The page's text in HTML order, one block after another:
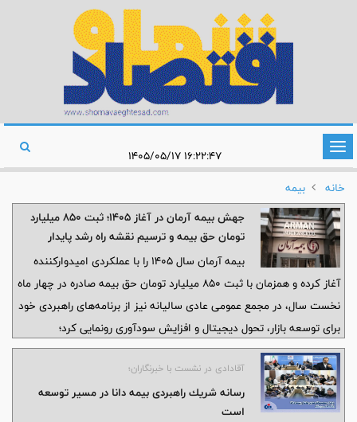
تغییر
وضعیت
ناوبری
خانه
بیمه
جهش بیمه آرمان در آغاز ۱۴۰۵؛ ثبت ۸۵۰ میلیارد
تومان حق بیمه و ترسیم نقشه راه رشد پایدار
بیمه آرمان سال ۱۴۰۵ را با عملکردی امیدوارکننده
آغاز کرده و همزمان با ثبت ۸۵۰ میلیارد تومان حق بیمه صادره در چهار ماه
نخست سال، در مجمع عمومی عادی سالیانه نیز از برنامه‌های راهبردی خود
برای توسعه بازار، تحول دیجیتال و افزایش سودآوری رونمایی کرد؛
مجموعه‌ای از اقدامات که از عزم این شرکت برای تثبیت جایگاه خود در
صنعت بیمه کشور حکایت دارد.آقادادی در نشست با خبرنگاران؛
رسانه شریك راهبردی بیمه دانا در مسیر توسعه
است